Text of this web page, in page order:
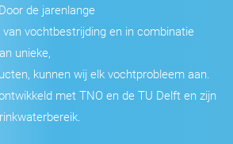
de jarenlange
vochtbestrijding en in combinatie
unieke,
kunnen wij elk vochtprobleem aan.
met TNO en de TU Delft en zijn